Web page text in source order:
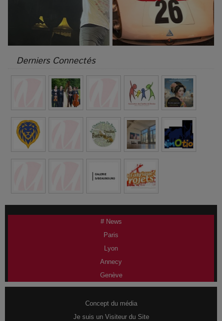
Derniers Connectés
# News
Paris
Lyon
Annecy
Genève
Concept du média
Je suis un Visiteur du Site